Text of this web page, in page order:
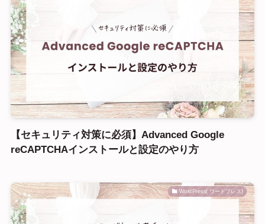
【セキュリティ対策に必須】Advanced Google
reCAPTCHAインストールと設定のやり方
WordPress( ワードプレス)